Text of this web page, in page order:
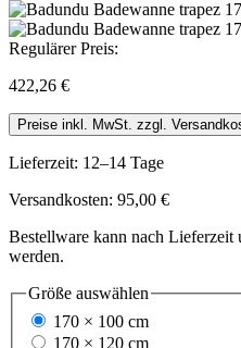
Regulärer Preis:
422,26 €
Preise inkl. MwSt. zzgl.
Lieferzeit: 12–14 Tage
Versandkosten: 95,00 €
Bestellware kann nach Lieferzeit
werden.
Größe auswählen
170 × 100 cm
170 × 120 cm